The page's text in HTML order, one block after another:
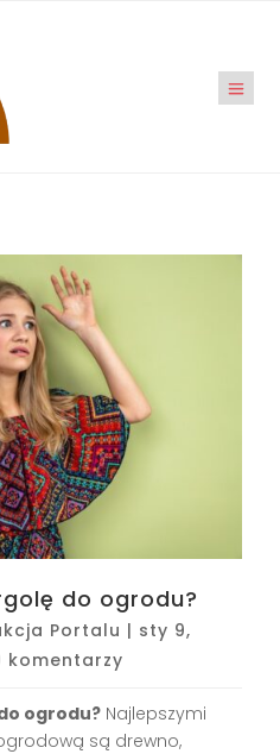
do ogrodu?
Portalu | sty 9,
komentarzy
ogrodu? Najlepszymi
są drewno,